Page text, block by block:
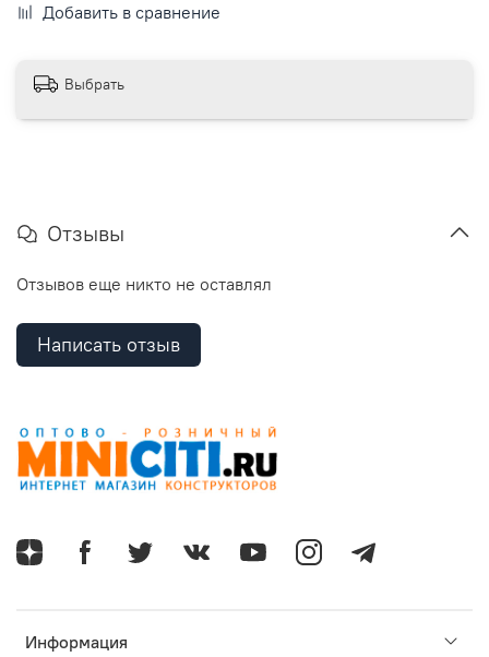
Добавить в сравнение
Выбрать
Отзывы
Отзывов еще никто не оставлял
Написать отзыв
Информация